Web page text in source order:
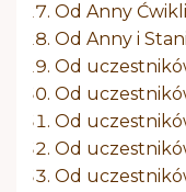
Od Anny
Od Anny i
Od
Od
Od
Od
Od